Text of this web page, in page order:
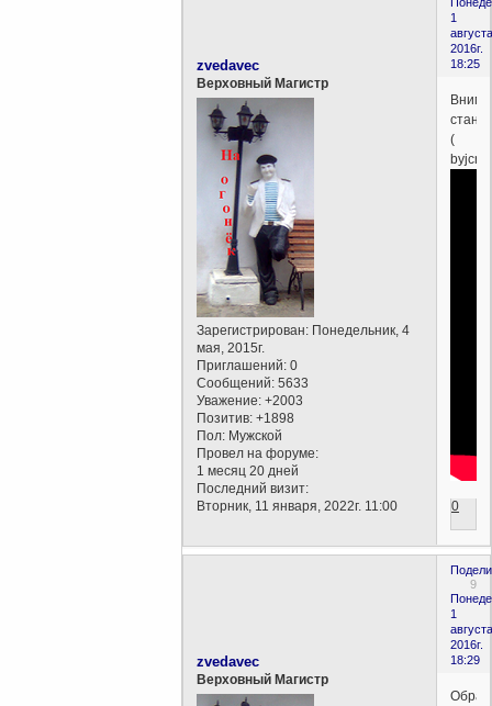
1
2016г.
18:25
zvedavec
Верховный Магистр
Зарегистрирован: Понедельник, 4
мая, 2015г.
Приглашений: 0
Сообщений: 5633
Уважение: +2003
Позитив: +1898
Пол: Мужской
Провел на форуме:
1 месяц 20 дней
Последний визит:
Вторник, 11 января, 2022г. 11:00
(
0
9
1
2016г.
18:29
zvedavec
Верховный Магистр